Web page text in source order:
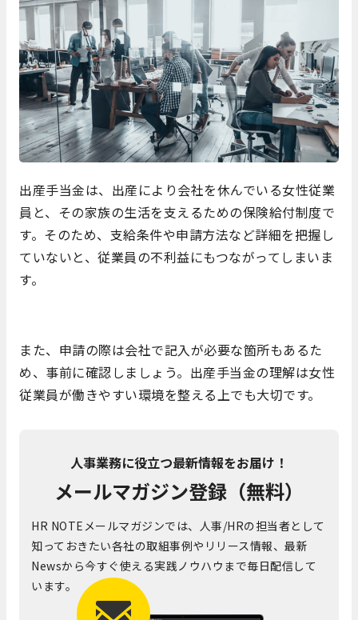
出産手当金は、出産により会社を休んでいる女性従業
員と、その家族の生活を支えるための保険給付制度で
す。そのため、支給条件や申請方法など詳細を把握し
ていないと、従業員の不利益にもつながってしまいま
す。
また、申請の際は会社で記入が必要な箇所もあるた
め、事前に確認しましょう。出産手当金の理解は女性
従業員が働きやすい環境を整える上でも大切です。
人事業務に役立つ最新情報をお届け！
メールマガジン登録（無料）
HR NOTEメールマガジンでは、人事/HRの担当者として
知っておきたい各社の取組事例やリリース情報、最新
Newsから今すぐ使える実践ノウハウまで毎日配信して
います。